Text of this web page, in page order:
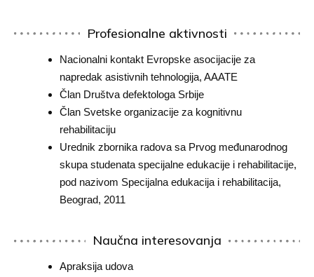
Profesionalne aktivnosti
Nacionalni kontakt Evropske asocijacije za
napredak asistivnih tehnologija, AAATE
Član Društva defektologa Srbije
Član Svetske organizacije za kognitivnu
rehabilitaciju
Urednik zbornika radova sa Prvog međunarodnog
skupa studenata specijalne edukacije i rehabilitacije,
pod nazivom Specijalna edukacija i rehabilitacija,
Beograd, 2011
Naučna interesovanja
Apraksija udova